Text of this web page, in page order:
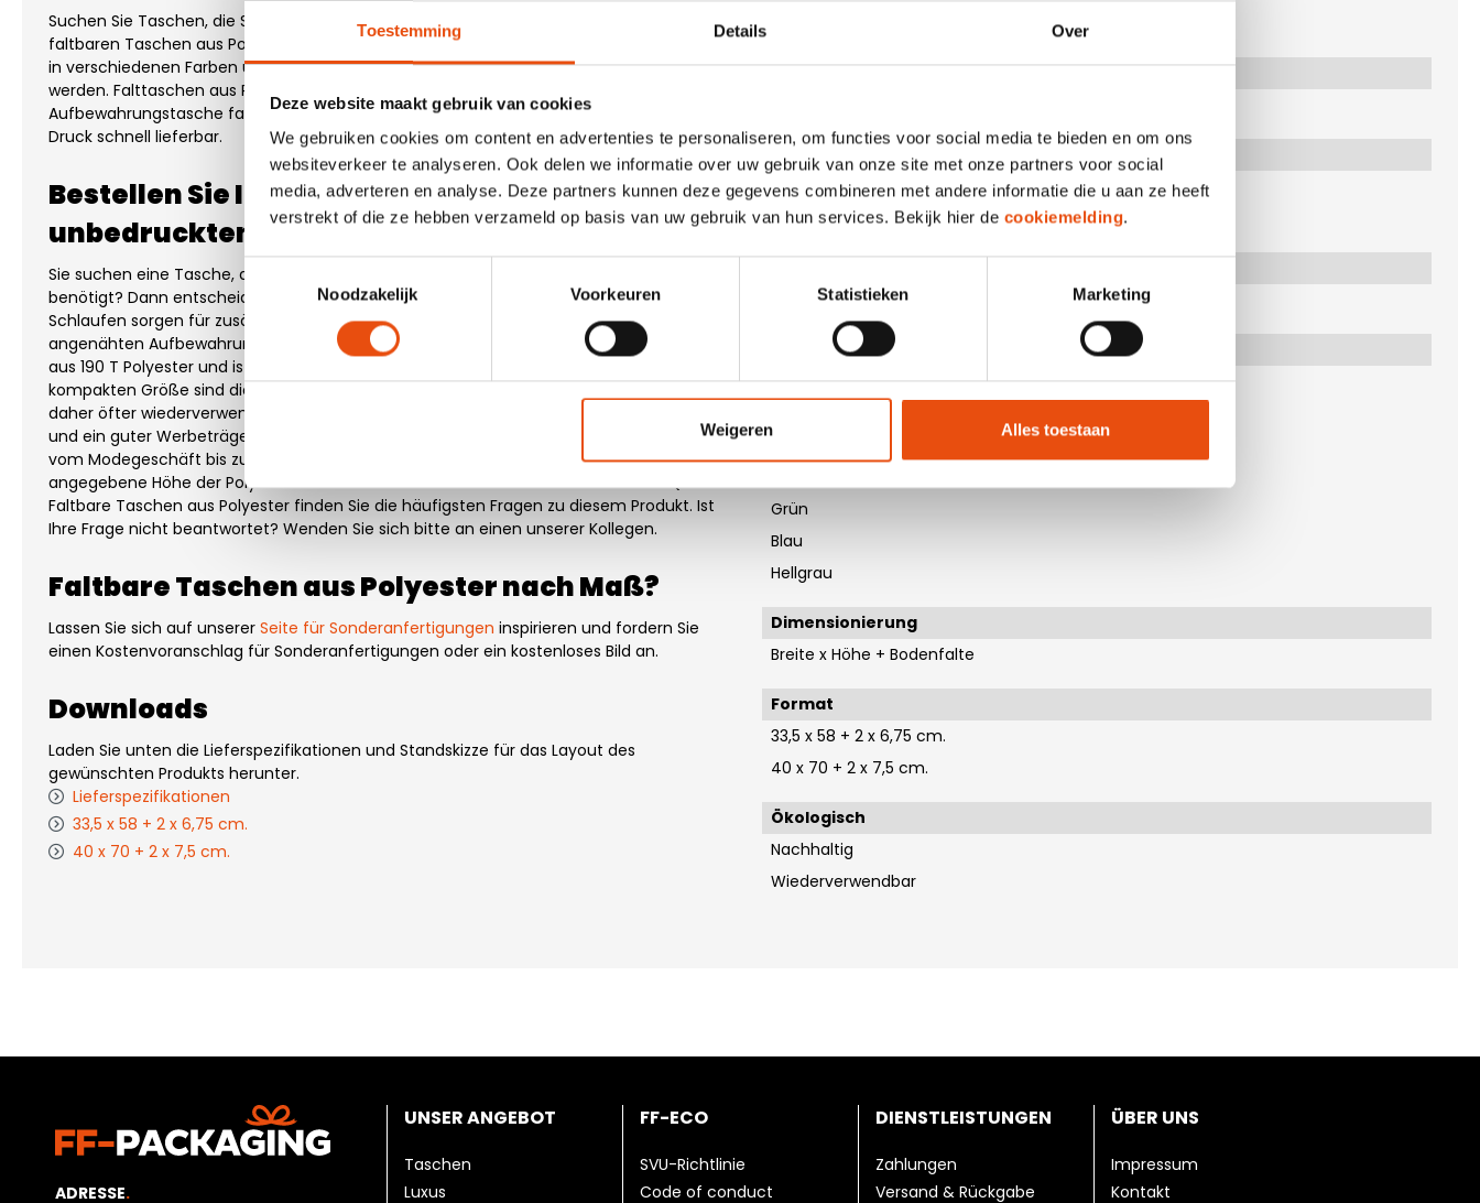
Toestemming Details Over
Deze website maakt gebruik van cookies
We gebruiken cookies om content en advertenties te personaliseren, om functies voor social media te bieden en om ons
websiteverkeer te analyseren. Ook delen we informatie over uw gebruik van onze site met onze partners voor social
media, adverteren en analyse. Deze partners kunnen deze gegevens combineren met andere informatie die u aan ze heeft
verstrekt of die ze hebben verzameld op basis van uw gebruik van hun services. Bekijk hier de cookiemelding.
Toestemmingsselectie
Noodzakelijk
Voorkeuren Statistieken Marketing
Weigeren Alles toestaan
Suchen Sie Taschen, die Sie bequem mitnehmen können? Dann wählen Sie die
faltbaren Taschen aus Polyester mit langen Schlaufen. Diese faltbaren Taschen sind
in verschiedenen Farben und Größen erhältlich und können direkt ab Lager bestellt
werden. Falttaschen aus Polyester lassen sich einfach in die integrierte
Aufbewahrungstasche falten. Die Polyester-Faltbeutel sind sowohl mit als auch ohne
Druck schnell lieferbar.
Bestellen Sie Ihre bedruckten oder
unbedruckten Polyester-Falttaschen
Sie suchen eine Tasche, die Sie problemlos mitnehmen können und die wenig Platz
benötigt? Dann entscheiden Sie sich für die faltbaren Polyestertaschen. Die langen
Schlaufen sorgen für zusätzlichen Tragekomfort. Die Polyestertasche lässt sich in der
angenähten Aufbewahrungstasche einfach zusammenfalten. Das Material besteht
aus 190 T Polyester und ist in verschiedenen Farben und Größen erhältlich. Trotz ihrer
kompakten Größe sind diese faltbaren Polyestertaschen extrem stabil und können
daher öfter wiederverwendet werden von Ihren Kunden. Eine strapazierfähige Tasche
und ein guter Werbeträger. Die faltbaren Taschen aus Polyester sind sehr vielseitig,
vom Modegeschäft bis zur Tasche für eine Messe oder ein anderes Event. Die
angegebene Höhe der Polyester-Falttaschen beinhaltet die Schlaufen. In den FAQ zu
Faltbare Taschen aus Polyester finden Sie die häufigsten Fragen zu diesem Produkt. Ist
Ihre Frage nicht beantwortet? Wenden Sie sich bitte an einen unserer Kollegen.
Faltbare Taschen aus Polyester nach Maß?
Lassen Sie sich auf unserer Seite für Sonderanfertigungen inspirieren und fordern Sie
einen Kostenvoranschlag für Sonderanfertigungen oder ein kostenloses Bild an.
Downloads
Laden Sie unten die Lieferspezifikationen und Standskizze für das Layout des
gewünschten Produkts herunter.
Lieferspezifikationen
33,5 x 58 + 2 x 6,75 cm.
40 x 70 + 2 x 7,5 cm.
Eigenschaften
Model
Faltbar
Griffe
Polyester
Material Farbe
Weiß
Grün
Blau
Hellgrau
Dimensionierung
Breite x Höhe + Bodenfalte
Format
33,5 x 58 + 2 x 6,75 cm.
40 x 70 + 2 x 7,5 cm.
Ökologisch
Nachhaltig
Wiederverwendbar
ADRESSE.
UNSER ANGEBOT
Taschen
Luxus
FF-ECO
SVU-Richtlinie
Code of conduct
DIENSTLEISTUNGEN
Zahlungen
Versand & Rückgabe
ÜBER UNS
Impressum
Kontakt